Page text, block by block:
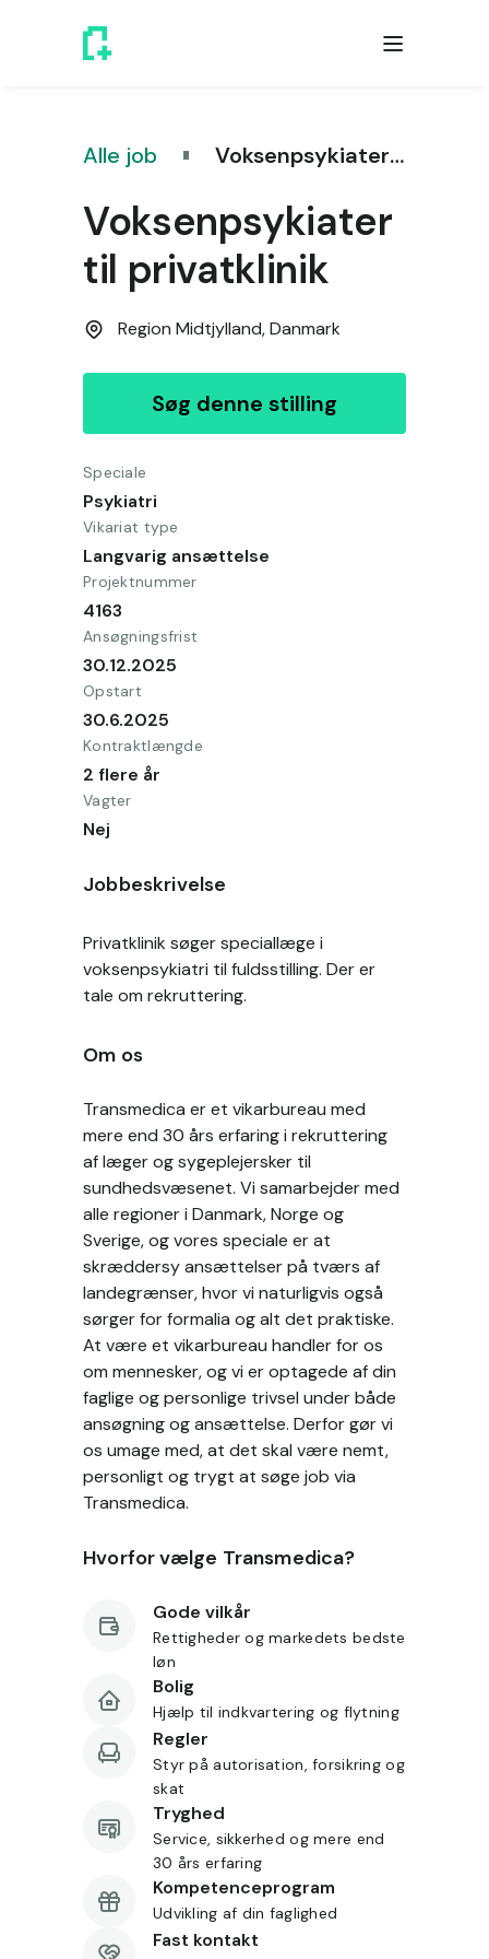
Alle job Voksenpsykiater til privatklinik
Voksenpsykiater
til privatklinik
Region Midtjylland,Danmark
Søg denne stilling
Speciale
Psykiatri
Vikariat type
Langvarig ansættelse
Projektnummer
4163
Ansøgningsfrist
30.12.2025
Opstart
30.6.2025
Kontraktlængde
2 flere år
Vagter
Nej
Jobbeskrivelse
Privatklinik søger speciallæge i
voksenpsykiatri til fuldsstilling. Der er
tale om rekruttering.
Om os
Transmedica er et vikarbureau med
mere end 30 års erfaring i rekruttering
af læger og sygeplejersker til
sundhedsvæsenet. Vi samarbejder med
alle regioner i Danmark, Norge og
Sverige, og vores speciale er at
skræddersy ansættelser på tværs af
landegrænser, hvor vi naturligvis også
sørger for formalia og alt det praktiske.
At være et vikarbureau handler for os
om mennesker, og vi er optagede af din
faglige og personlige trivsel under både
ansøgning og ansættelse. Derfor gør vi
os umage med, at det skal være nemt,
personligt og trygt at søge job via
Transmedica.
Hvorfor vælge Transmedica?
Gode vilkår
Rettigheder og markedets bedste
løn
Bolig
Hjælp til indkvartering og flytning
Regler
Styr på autorisation, forsikring og
skat
Tryghed
Service, sikkerhed og mere end
30 års erfaring
Kompetenceprogram
Udvikling af din faglighed
Fast kontakt